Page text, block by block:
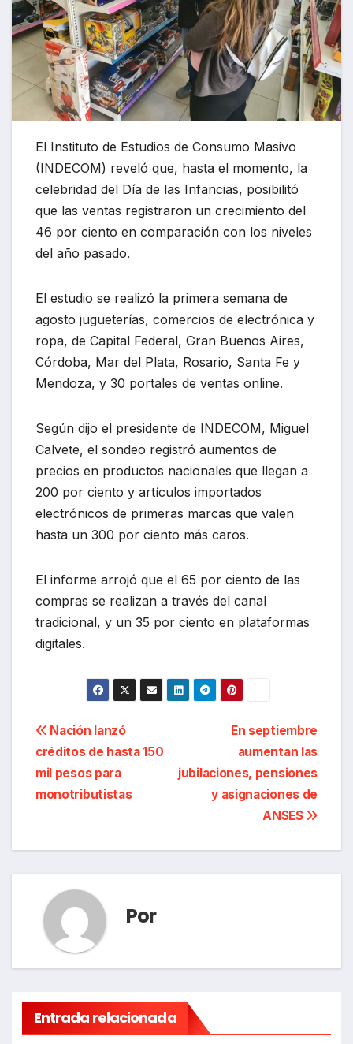
El Instituto de Estudios de Consumo Masivo
(INDECOM) reveló que, hasta el momento, la
celebridad del Día de las Infancias, posibilitó
que las ventas registraron un crecimiento del
46 por ciento en comparación con los niveles
del año pasado.
El estudio se realizó la primera semana de
agosto jugueterías, comercios de electrónica y
ropa, de Capital Federal, Gran Buenos Aires,
Córdoba, Mar del Plata, Rosario, Santa Fe y
Mendoza, y 30 portales de ventas online.
Según dijo el presidente de INDECOM, Miguel
Calvete, el sondeo registró aumentos de
precios en productos nacionales que llegan a
200 por ciento y artículos importados
electrónicos de primeras marcas que valen
hasta un 300 por ciento más caros.
El informe arrojó que el 65 por ciento de las
compras se realizan a través del canal
tradicional, y un 35 por ciento en plataformas
digitales.
Navegación
de
entradas
En septiembre
aumentan las
jubilaciones, pensiones
y asignaciones de
ANSES
Nación lanzó
créditos de hasta 150
mil pesos para
monotributistas
Por
Entrada relacionada